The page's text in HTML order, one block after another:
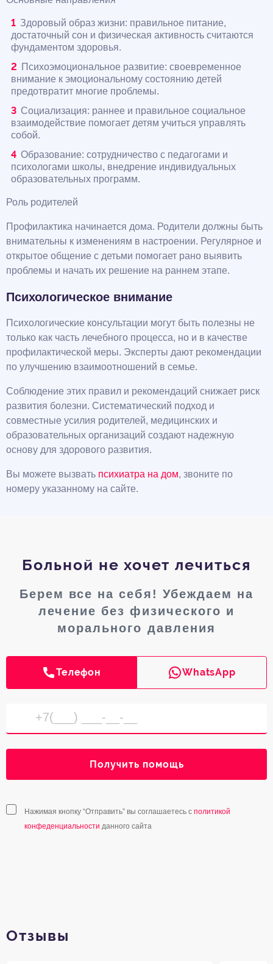
Здоровый образ жизни: правильное питание,
достаточный сон и физическая активность считаются
фундаментом здоровья.
Психоэмоциональное развитие: своевременное
внимание к эмоциональному состоянию детей
предотвратит многие проблемы.
Социализация: раннее и правильное социальное
взаимодействие помогает детям учиться управлять
собой.
Образование: сотрудничество с педагогами и
психологами школы, внедрение индивидуальных
образовательных программ.
Роль родителей
Профилактика начинается дома. Родители должны быть
внимательны к изменениям в настроении. Регулярное и
открытое общение с детьми помогает рано выявить
проблемы и начать их решение на раннем этапе.
Психологическое внимание
Психологические консультации могут быть полезны не
только как часть лечебного процесса, но и в качестве
профилактической меры. Эксперты дают рекомендации
по улучшению взаимоотношений в семье.
Соблюдение этих правил и рекомендаций снижает риск
развития болезни. Систематический подход и
совместные усилия родителей, медицинских и
образовательных организаций создают надежную
основу для здорового развития.
Вы можете вызвать психиатра на дом, звоните по
номеру указанному на сайте.
Больной не хочет лечиться
Берем все на себя! Убеждаем на
лечение без физического и
морального давления
Телефон WhatsApp
Получить помощь
Нажимая кнопку “Отправить” вы соглашаетесь с политикой
конфеденциальности данного сайта
Отзывы